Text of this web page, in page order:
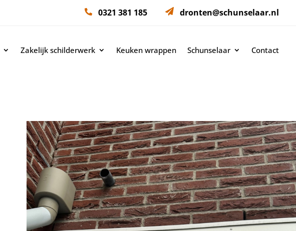
0321 381 185 dronten@schunselaar.nl
Zakelijk schilderwerk Keuken wrappen Schunselaar Contact